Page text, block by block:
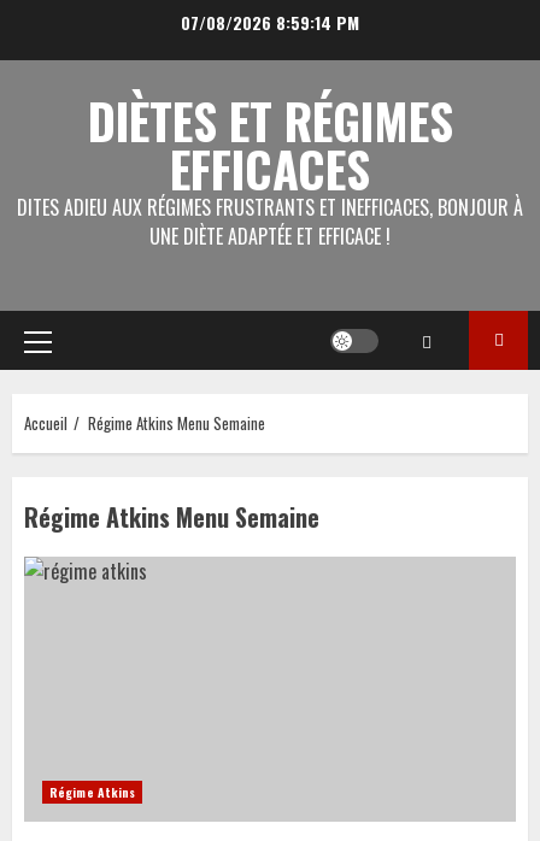
07/08/2026 8:59:14 PM
DIÈTES ET RÉGIMES
EFFICACES
DITES ADIEU AUX RÉGIMES FRUSTRANTS ET INEFFICACES, BONJOUR À
UNE DIÈTE ADAPTÉE ET EFFICACE !
Menu
principal
Accueil Régime Atkins Menu Semaine
Régime Atkins Menu Semaine
Régime Atkins